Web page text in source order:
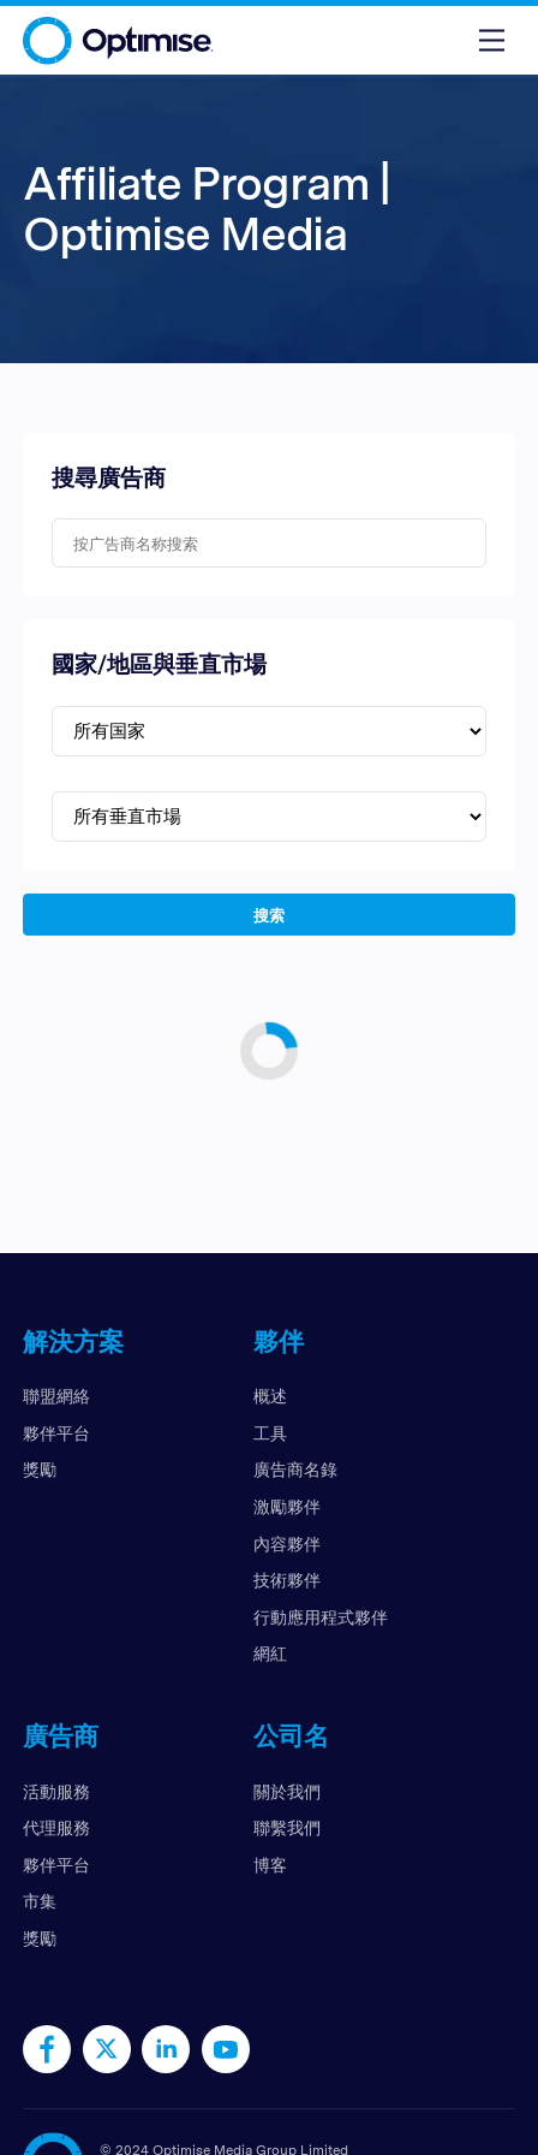
Affiliate Program |
Optimise Media
搜尋廣告商
國家/地區與垂直市場
搜索
解決方案
聯盟網絡
夥伴平台
獎勵
夥伴
概述
工具
廣告商名錄
激勵夥伴
內容夥伴
技術夥伴
行動應用程式夥伴
網紅
廣告商
活動服務
代理服務
夥伴平台
市集
獎勵
公司名
關於我們
聯繫我們
博客
© 2024 Optimise Media Group Limited